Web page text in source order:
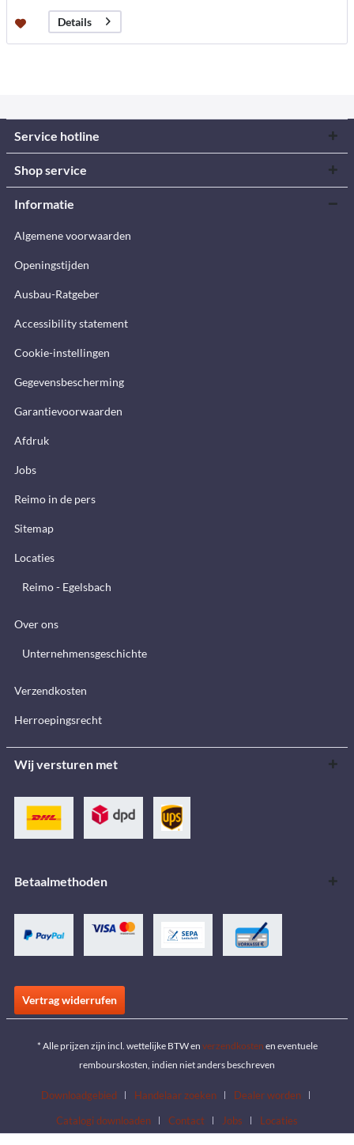
Details
Service hotline
Shop service
Informatie
Algemene voorwaarden
Openingstijden
Ausbau-Ratgeber
Accessibility statement
Cookie-instellingen
Gegevensbescherming
Garantievoorwaarden
Afdruk
Jobs
Reimo in de pers
Sitemap
Locaties
Reimo - Egelsbach
Over ons
Unternehmensgeschichte
Verzendkosten
Herroepingsrecht
Wij versturen met
Betaalmethoden
Vertrag widerrufen
* Alle prijzen zijn incl. wettelijke BTW en verzendkosten en eventuele
rembourskosten, indien niet anders beschreven
Downloadgebied Handelaar zoeken
Dealer worden
Catalogi downloaden
Contact Jobs Locaties